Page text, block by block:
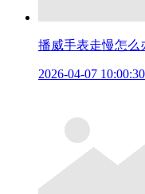
播威手表走慢怎么
2026-04-07 10:00:30